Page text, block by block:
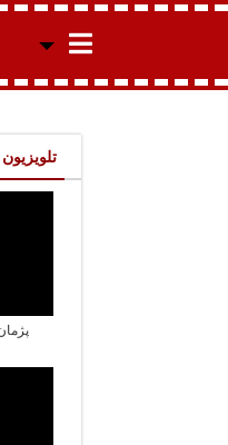
تلویزیون